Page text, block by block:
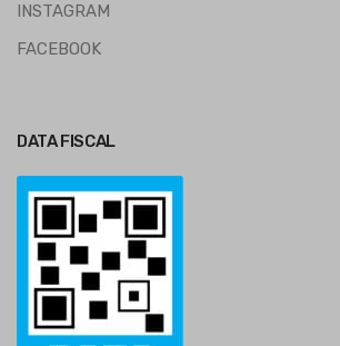
INSTAGRAM
FACEBOOK
DATA FISCAL